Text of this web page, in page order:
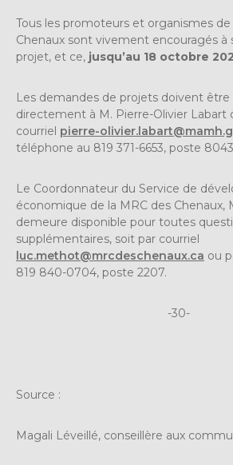
Tous les promoteurs et organismes de
Chenaux sont vivement encouragés
projet, et ce, jusqu’au 18 octobre
Les demandes de projets doivent
directement à M. Pierre-Olivier Labart
courriel pierre-
téléphone au 819 371-6653, poste
Le Coordonnateur du Service de
économique de la MRC des Chenaux,
demeure disponible pour toutes
supplémentaires, soit par courriel
luc.methot@mrcdeschenaux.ca ou
819 840-0704, poste 2207.
-30-
Source :
Magali Léveillé, conseillère aux